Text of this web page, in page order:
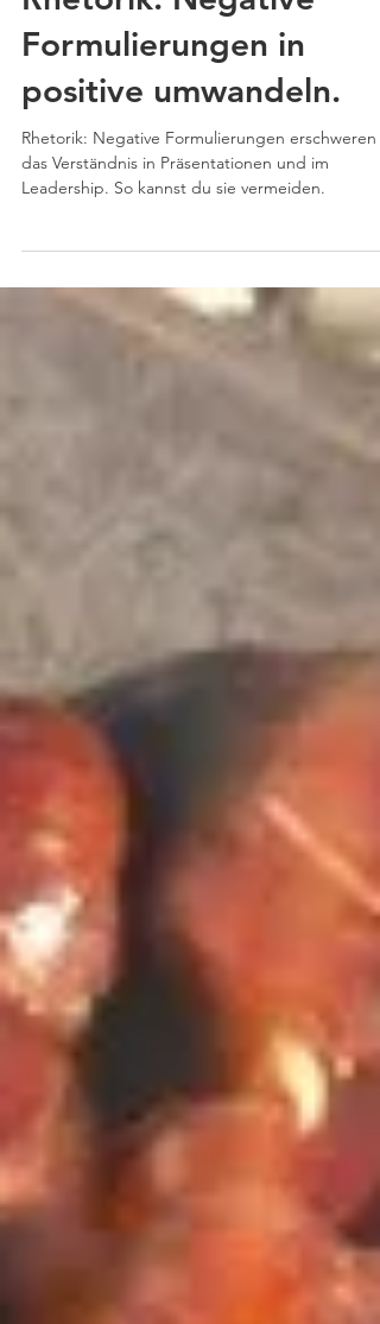
Rhetorik
Rhetorik: Negative
Formulierungen in
positive umwandeln.
Rhetorik: Negative Formulierungen erschweren
Leadership. So kannst du sie vermeiden.